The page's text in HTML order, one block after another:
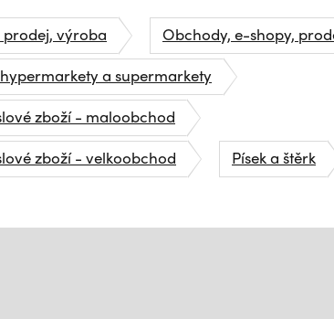
výroba
Obchody, e-shopy,
a supermarkety
zboží - maloobchod
zboží - velkoobchod
Písek a štěrk